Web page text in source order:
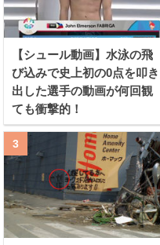
【シュール動画】水泳の飛
び込みで史上初の0点を叩き
出した選手の動画が何回観
ても衝撃的！